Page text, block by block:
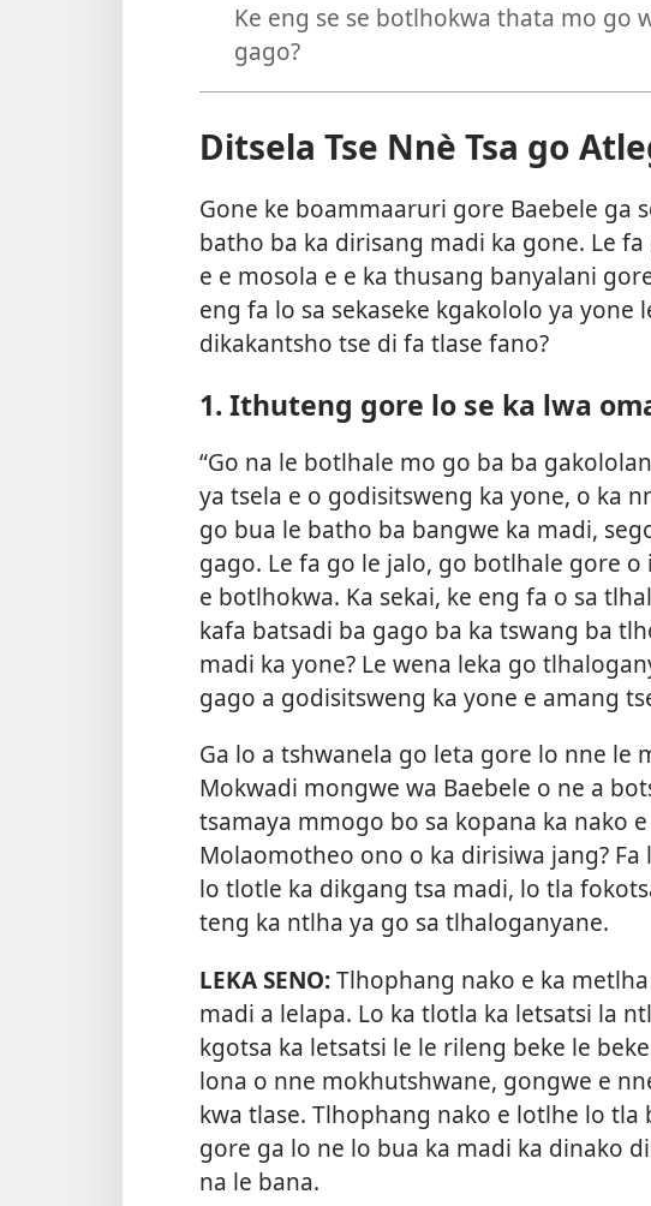
Ke eng se se botlhokwa thata mo go
gago?
Ditsela Tse Nnè Tsa go
Gone ke boammaaruri gore Baebele ga
batho ba ka dirisang madi ka gone. Le
e e mosola e e ka thusang banyalani
eng fa lo sa sekaseke kgakololo ya yone
dikakantsho tse di fa tlase fano?
1. Ithuteng gore lo se ka lwa
“Go na le botlhale mo go ba ba
ya tsela e o godisitsweng ka yone, o ka
go bua le batho ba bangwe ka madi,
gago. Le fa go le jalo, go botlhale gore
e botlhokwa. Ka sekai, ke eng fa o sa
kafa batsadi ba gago ba ka tswang ba
madi ka yone? Le wena leka go
gago a godisitsweng ka yone e amang
Ga lo a tshwanela go leta gore lo nne le
Mokwadi mongwe wa Baebele o ne a
tsamaya mmogo bo sa kopana ka nako e
Molaomotheo ono o ka dirisiwa jang?
lo tlotle ka dikgang tsa madi, lo tla
teng ka ntlha ya go sa tlhaloganyane.
LEKA SENO:Tlhophang nako e ka
madi a lelapa. Lo ka tlotla ka letsatsi la
kgotsa ka letsatsi le le rileng beke le
lona o nne mokhutshwane, gongwe e
kwa tlase. Tlhophang nako e lotlhe lo
gore ga lo ne lo bua ka madi ka dinako
na le bana.